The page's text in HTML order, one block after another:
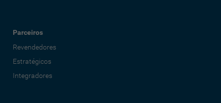
Parceiros
Revendedores
Estratégicos
Integradores